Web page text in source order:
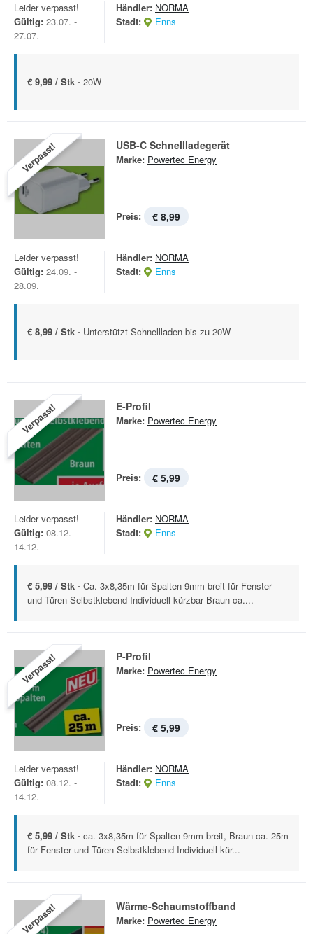
Leider verpasst!
Gültig: 23.07. -
27.07.
Händler: NORMA
Stadt:
Enns
€ 9,99 / Stk - 20W
Verpasst! USB-C Schnellladegerät
Marke: Powertec Energy
Preis: € 8,99
Leider verpasst!
Gültig: 24.09. -
28.09.
Händler: NORMA
Stadt:
Enns
€ 8,99 / Stk - Unterstützt Schnellladen bis zu 20W
Verpasst! E-Profil
Marke: Powertec Energy
Preis: € 5,99
Leider verpasst!
Gültig: 08.12. -
14.12.
Händler: NORMA
Stadt:
Enns
€ 5,99 / Stk - Ca. 3x8,35m für Spalten 9mm breit für Fenster
und Türen Selbstklebend Individuell kürzbar Braun ca....
Verpasst! P-Profil
Marke: Powertec Energy
Preis: € 5,99
Leider verpasst!
Gültig: 08.12. -
14.12.
Händler: NORMA
Stadt:
Enns
€ 5,99 / Stk - ca. 3x8,35m für Spalten 9mm breit, Braun ca. 25m
für Fenster und Türen Selbstklebend Individuell kür...
Verpasst! Wärme-Schaumstoffband
Marke: Powertec Energy